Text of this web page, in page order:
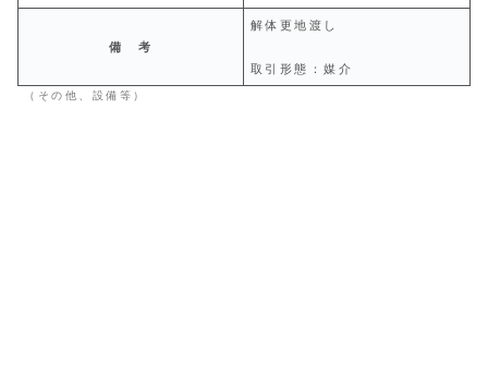
備 考
解体更地渡し
取引形態：媒介
（その他、設備等）